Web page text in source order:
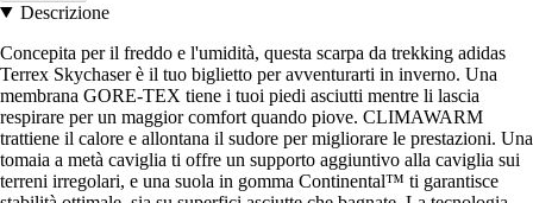
Descrizione
Concepita per il freddo e l'umidità, questa scarpa da trekking adidas
Terrex Skychaser è il tuo biglietto per avventurarti in inverno. Una
membrana GORE-TEX tiene i tuoi piedi asciutti mentre li lascia
respirare per un maggior comfort quando piove. CLIMAWARM
trattiene il calore e allontana il sudore per migliorare le prestazioni. Una
tomaia a metà caviglia ti offre un supporto aggiuntivo alla caviglia sui
terreni irregolari, e una suola in gomma Continental™ ti garantisce